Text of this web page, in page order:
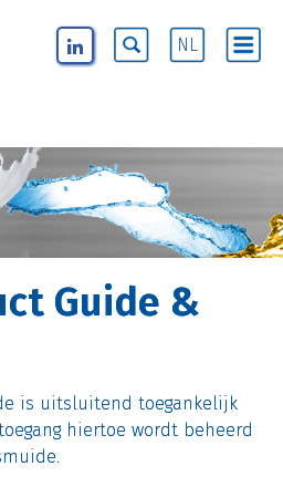
NL
Guide &
is uitsluitend toegankelijk
hiertoe wordt beheerd